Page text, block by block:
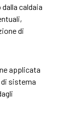
caldaia
di
applicata
sistema